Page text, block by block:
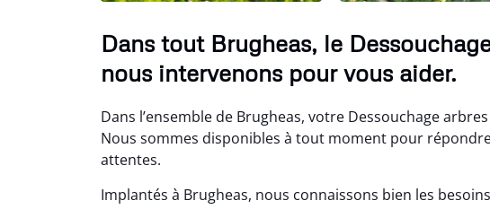
Dans tout Brugheas, le
nous intervenons pour vous aider.
Dans l’ensemble de Brugheas, votre Dessouchage
Nous sommes disponibles à tout moment pour
attentes.
Implantés à Brugheas, nous connaissons bien les